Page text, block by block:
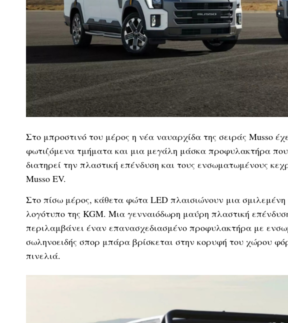
Στο μπροστινό του μέρος η νέα ναυαρχίδα της σειράς Musso
φωτιζόμενα τμήματα και μια μεγάλη μάσκα προφυλακτήρα
διατηρεί την πλαστική επένδυση και τους ενσωματωμένους
Musso EV.
Στο πίσω μέρος, κάθετα φώτα LED πλαισιώνουν μια
λογότυπο της KGM. Μια γενναιόδωρη μαύρη πλαστική
περιλαμβάνει έναν επανασχεδιασμένο προφυλακτήρα με
σωληνοειδής σπορ μπάρα βρίσκεται στην κορυφή του χώρου
πινελιά.